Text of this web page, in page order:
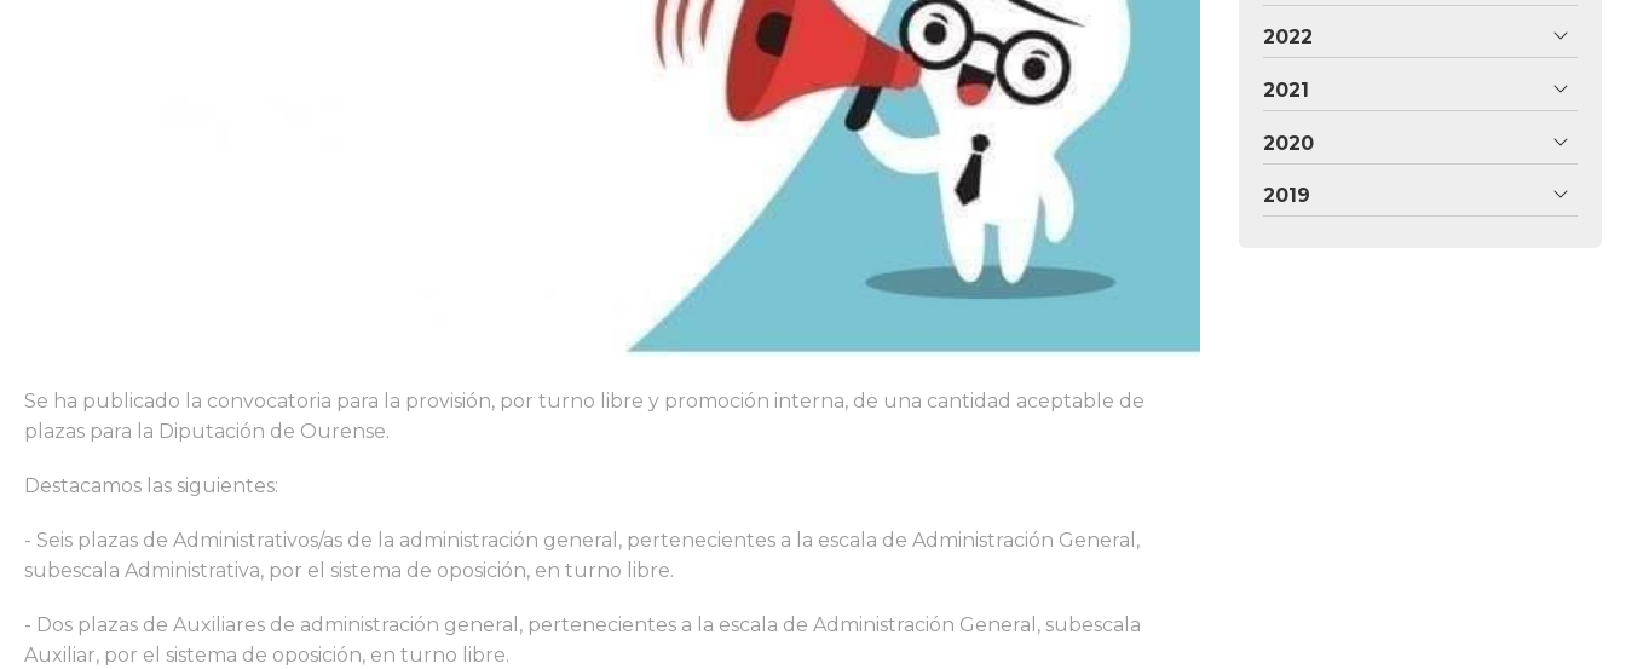
Se ha publicado la convocatoria para la provisión, por turno libre y promoción interna, de una cantidad aceptable de
plazas para la Diputación de Ourense.
Destacamos las siguientes:
- Seis plazas de Administrativos/as de la administración general, pertenecientes a la escala de Administración General,
subescala Administrativa, por el sistema de oposición, en turno libre.
- Dos plazas de Auxiliares de administración general, pertenecientes a la escala de Administración General, subescala
Auxiliar, por el sistema de oposición, en turno libre.
2022
2021
2020
2019